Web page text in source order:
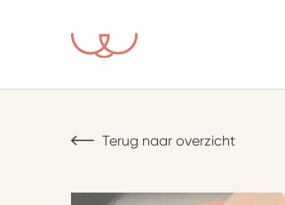
Terug naar overzicht